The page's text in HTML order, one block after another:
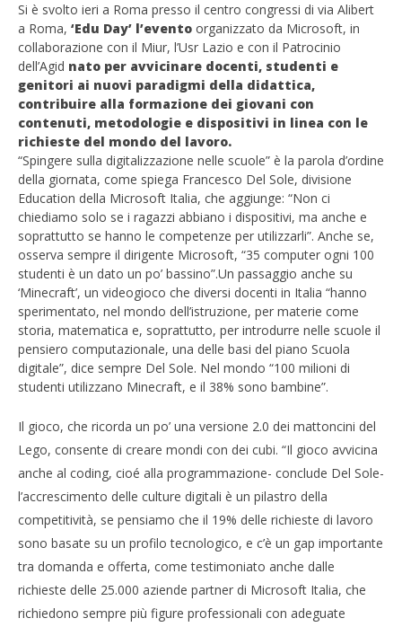
NOW VIEWING
Scuola. ‘Edu Day’, Miur e Microsoft provano a
renderla più digitale
02/12/2015
letizia
Si è svolto ieri a Roma presso il centro congressi di via Alibert
a Roma, ‘Edu Day’ l’evento organizzato da Microsoft, in
collaborazione con il Miur, l’Usr Lazio e con il Patrocinio
dell’Agid nato per avvicinare docenti, studenti e
genitori ai nuovi paradigmi della didattica,
contribuire alla formazione dei giovani con
contenuti, metodologie e dispositivi in linea con le
richieste del mondo del lavoro.
“Spingere sulla digitalizzazione nelle scuole” è la parola d’ordine
della giornata, come spiega Francesco Del Sole, divisione
Education della Microsoft Italia, che aggiunge: “Non ci
chiediamo solo se i ragazzi abbiano i dispositivi, ma anche e
soprattutto se hanno le competenze per utilizzarli”. Anche se,
osserva sempre il dirigente Microsoft, “35 computer ogni 100
studenti è un dato un po’ bassino”.Un passaggio anche su
‘Minecraft’, un videogioco che diversi docenti in Italia “hanno
sperimentato, nel mondo dell’istruzione, per materie come
storia, matematica e, soprattutto, per introdurre nelle scuole il
pensiero computazionale, una delle basi del piano Scuola
digitale”, dice sempre Del Sole. Nel mondo “100 milioni di
studenti utilizzano Minecraft, e il 38% sono bambine”.
Il gioco, che ricorda un po’ una versione 2.0 dei mattoncini del
Lego, consente di creare mondi con dei cubi. “Il gioco avvicina
anche al coding, cioé alla programmazione- conclude Del Sole-
l’accrescimento delle culture digitali è un pilastro della
competitività, se pensiamo che il 19% delle richieste di lavoro
sono basate su un profilo tecnologico, e c’è un gap importante
tra domanda e offerta, come testimoniato anche dalle
richieste delle 25.000 aziende partner di Microsoft Italia, che
richiedono sempre più figure professionali con adeguate